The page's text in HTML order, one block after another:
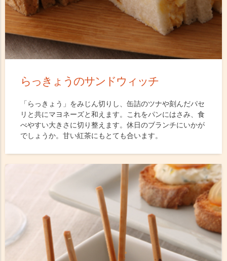
らっきょうのサンドウィッチ
「らっきょう」をみじん切りし、缶詰のツナや刻んだパセ
リと共にマヨネーズと和えます。これをパンにはさみ、食
べやすい大きさに切り整えます。休日のブランチにいかが
でしょうか。甘い紅茶にもとても合います。